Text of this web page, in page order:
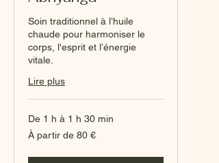
Soin traditionnel à l’huile
chaude pour harmoniser le
corps, l'esprit et l’énergie
vitale.
Lire plus
De 1 h à 1 h 30 min
À
partir
À partir de 80 €